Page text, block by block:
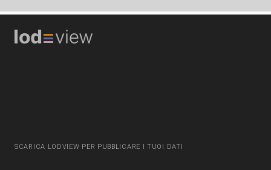
SCARICA LODVIEW PER PUBBLICARE I TUOI DATI